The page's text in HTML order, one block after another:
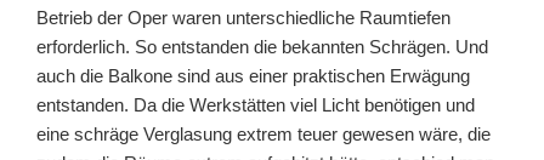
Betrieb der Oper waren unterschiedliche Raumtiefen
erforderlich. So entstanden die bekannten Schrägen. Und
auch die Balkone sind aus einer praktischen Erwägung
entstanden. Da die Werkstätten viel Licht benötigen und
eine schräge Verglasung extrem teuer gewesen wäre, die